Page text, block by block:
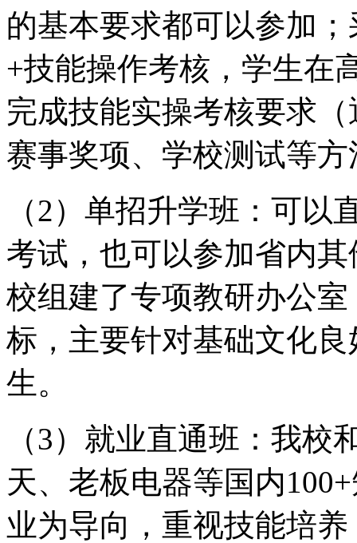
的基本要求都可以参加
+技能操作考核，学生在
完成技能实操考核要求
赛事奖项、学校测试等
（2）单招升学班：可
考试，也可以参加省内
校组建了专项教研办公
标，主要针对基础文化
生。
（3）就业直通班：我
天、老板电器等国内
业为导向，重视技能培